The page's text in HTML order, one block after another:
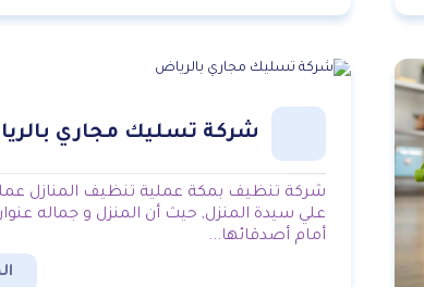
شركة تسليك مجاري
شركة تنظيف بمكة عملية تنظيف المنازل
علي سيدة المنزل, حيث أن المنزل و جماله
أمام أصدقائها...